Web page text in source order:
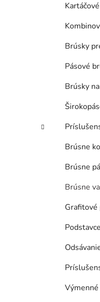
Brúsky
Pásové
Brúsky
Brúsne
Brúsne
Brúsne
Grafitové